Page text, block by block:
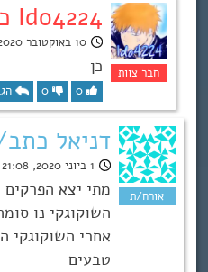
Ido4224 כתב/ה:
10 באוקטובר 2020, 13:22
כן
0
0
דניאל
1 ביוני 2020, 21:08
השוקוגקי נו
אחרי השוקוגקי
טבעים